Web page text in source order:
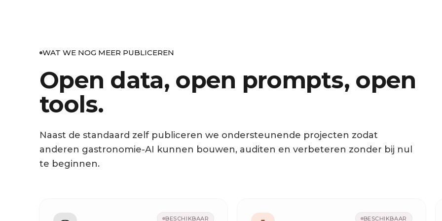
WAT WE NOG MEER PUBLICEREN
Open data, open prompts, open
tools.
Naast de standaard zelf publiceren we ondersteunende projecten zodat
anderen gastronomie-AI kunnen bouwen, auditen en verbeteren zonder bij nul
te beginnen.
BESCHIKBAAR BESCHIKBAAR